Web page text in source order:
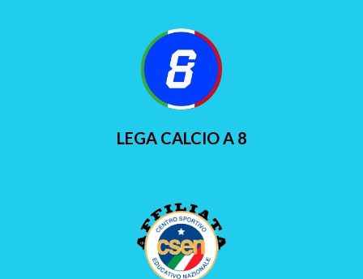
LEGA CALCIO A 8